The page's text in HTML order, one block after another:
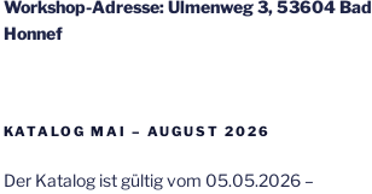
Workshop-Adresse: Ulmenweg 3, 53604 Bad
Honnef
KATALOG MAI – AUGUST 2026
Der Katalog ist gültig vom 05.05.2026 –